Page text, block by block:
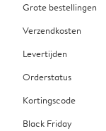
Grote bestellingen
Verzendkosten
Levertijden
Orderstatus
Kortingscode
Black Friday